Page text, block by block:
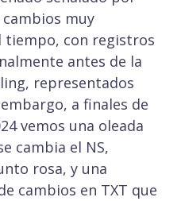
cambios muy
tiempo, con registros
antes de la
representados
a finales de
vemos una oleada
cambia el NS,
rosa, y una
cambios en TXT que